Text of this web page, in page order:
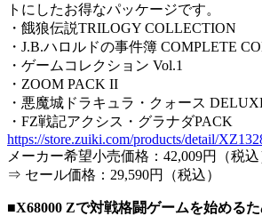
トにしたお得なパッケージです。
・餓狼伝説TRILOGY COLLECTION
・J.B.ハロルドの事件簿 COMPLETE
・ゲームコレクション Vol.1
・ZOOM PACK II
・悪魔城ドラキュラ・クォース
・FZ戦記アクシス・グラナダPACK
https://store.zuiki.com/products/detail/
メーカー希望小売価格：42,009円（税込
⇒ セール価格：29,590円（税込）
■X68000 Zで対戦格闘ゲームを始める